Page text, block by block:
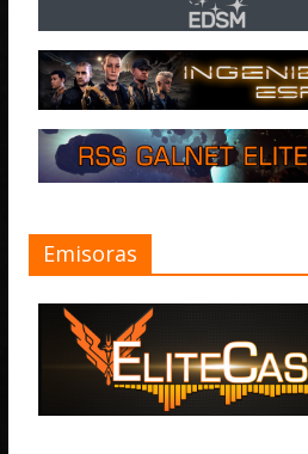
Emisoras